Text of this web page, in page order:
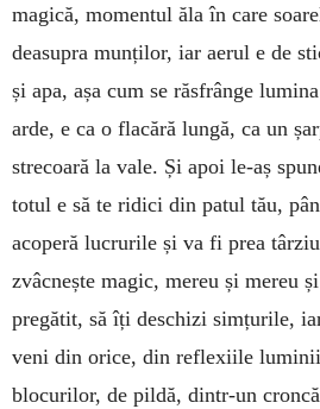
magică, momentul ăla în care
deasupra munților, iar aerul e de
și apa, așa cum se răsfrânge
arde, e ca o flacără lungă, ca un
strecoară la vale. Și apoi le-aș
totul e să te ridici din patul tău,
acoperă lucrurile și va fi prea
zvâcnește magic, mereu și mereu
pregătit, să îți deschizi simțurile,
veni din orice, din reflexiile
blocurilor, de pildă, dintr-un